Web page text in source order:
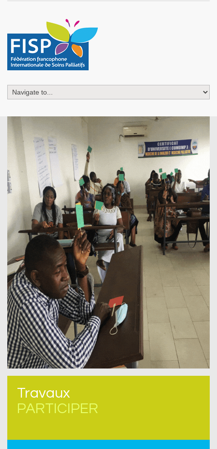
Travaux
PARTICIPER